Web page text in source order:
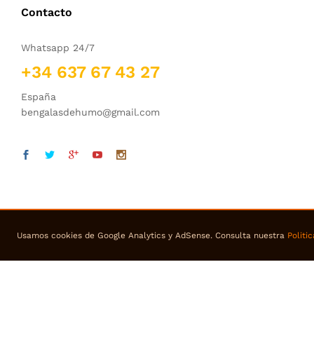
Contacto
Whatsapp 24/7
+34 637 67 43 27
España
bengalasdehumo@gmail.com
Usamos cookies de Google Analytics y AdSense. Consulta nuestra